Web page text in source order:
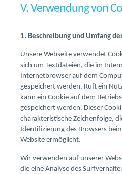
V. Verwendung von
1. Beschreibung und Umfang
Unsere Webseite verwendet
sich um Textdateien, die im
Internetbrowser auf dem
gespeichert werden. Ruft ein
kann ein Cookie auf dem
gespeichert werden. Dieser
charakteristische Zeichenfolge,
Identifizierung des Browsers
Website ermöglicht.
Wir verwenden auf unserer
die eine Analyse des